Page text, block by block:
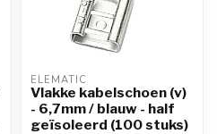
ELEMATIC
Vlakke kabelschoen (v)
- 6,7mm / blauw - half
geïsoleerd (100 stuks)